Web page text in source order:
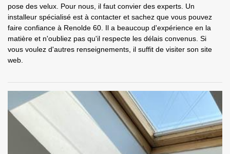
pose des velux. Pour nous, il faut convier des experts. Un
installeur spécialisé est à contacter et sachez que vous pouvez
faire confiance à Renolde 60. Il a beaucoup d'expérience en la
matière et n'oubliez pas qu'il respecte les délais convenus. Si
vous voulez d'autres renseignements, il suffit de visiter son site
web.